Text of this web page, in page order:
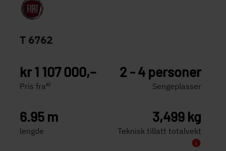
T 6762
kr 1 107 000,–
Pris fra a)
2 - 4 personer
Sengeplasser
6.95 m
lengde
3,499 kg
Teknisk tillatt totalvekt